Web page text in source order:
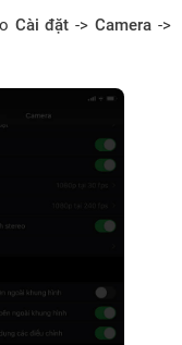
Cài đặt ->Camera ->